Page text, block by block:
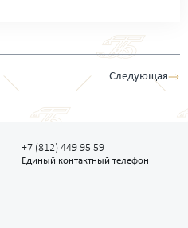
Следующая
+7 (812) 449 95 59
Единый контактный телефон